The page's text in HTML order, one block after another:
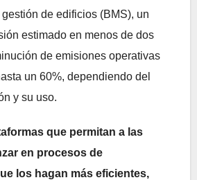
de edificios (BMS), un
estimado en menos de dos
de emisiones operativas
un 60%, dependiendo del
y su uso.
que permitan a las
en procesos de
los hagan más eficientes,